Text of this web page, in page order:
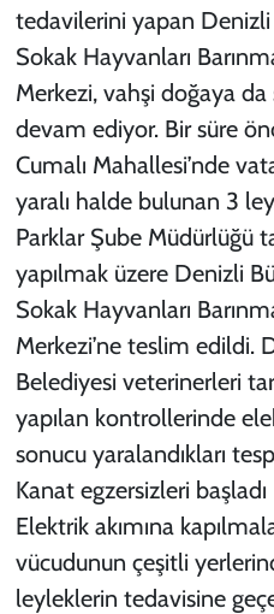
tedavilerini yapan
Sokak Hayvanları
Merkezi, vahşi doğaya
devam ediyor. Bir süre
Cumalı Mahallesi’nde
yaralı halde bulunan 3
Parklar Şube Müdürlüğü
yapılmak üzere Denizli
Sokak Hayvanları
Merkezi’ne teslim edildi.
Belediyesi veterinerleri
yapılan kontrollerinde
sonucu yaralandıkları
Kanat egzersizleri başladı
Elektrik akımına
vücudunun çeşitli
leyleklerin tedavisine